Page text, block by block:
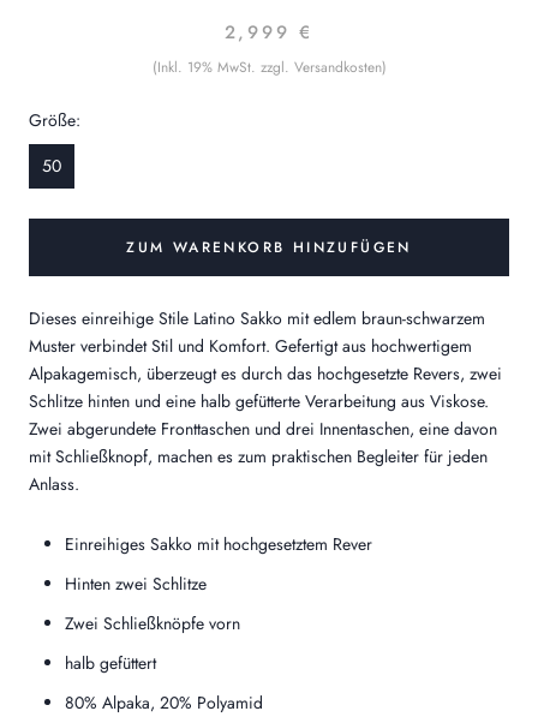
2,999 €
(Inkl. 19% MwSt. zzgl. Versandkosten)
Größe:
50
ZUM WARENKORB HINZUFÜGEN
Dieses einreihige Stile Latino Sakko mit edlem braun-schwarzem
Muster verbindet Stil und Komfort. Gefertigt aus hochwertigem
Alpakagemisch, überzeugt es durch das hochgesetzte Revers, zwei
Schlitze hinten und eine halb gefütterte Verarbeitung aus Viskose.
Zwei abgerundete Fronttaschen und drei Innentaschen, eine davon
mit Schließknopf, machen es zum praktischen Begleiter für jeden
Anlass.
Einreihiges Sakko mit hochgesetztem Rever
Hinten zwei Schlitze
Zwei Schließknöpfe vorn
halb gefüttert
80% Alpaka, 20% Polyamid